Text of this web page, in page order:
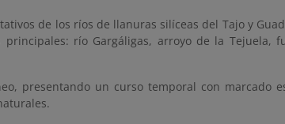
de los ríos de llanuras silíceas del Tajo y
río Gargáligas, arroyo de la Tejuela,
presentando un curso temporal con marcado